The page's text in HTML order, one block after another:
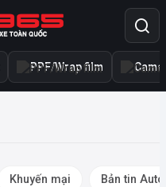
PPF/Wrap film
Khuyến mại Bản tin